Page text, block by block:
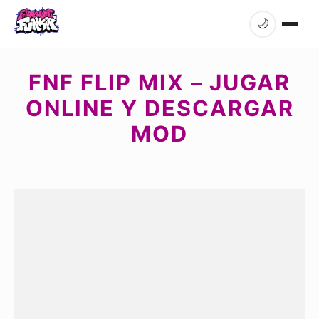
🌙
FNF FLIP MIX – JUGAR
ONLINE Y DESCARGAR
MOD